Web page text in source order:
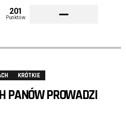
201
Punktów
KRÓTKIE
PANÓW PROWADZI